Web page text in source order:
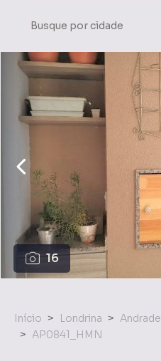
16
Início Londrina Andrade
AP0841_HMN